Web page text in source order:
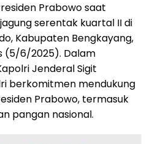
Prabowo saat
serentak kuartal II di
Kabupaten Bengkayang,
(5/6/2025). Dalam
Jenderal Sigit
berkomitmen mendukung
Prabowo, termasuk
pangan nasional.